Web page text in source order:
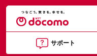
サポート